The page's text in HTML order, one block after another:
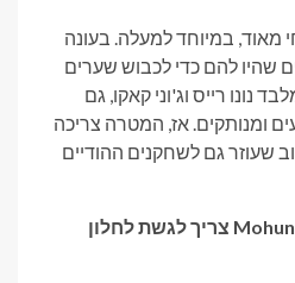
מאוד, במיוחד למעלה. בעונה
שהיו להם כדי לכבוש שערים
נונו רייס וג'וני קאקו, גם
ומנותקים. אז, המטרה צריכה
שעוזר גם לשחקנים ההודיים
קרא גם: כיצד Mohun Bagan SG צריך לגשת לחלון